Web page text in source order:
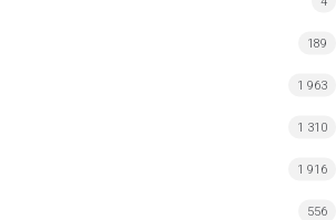
189
1 963
1 310
1 916
556